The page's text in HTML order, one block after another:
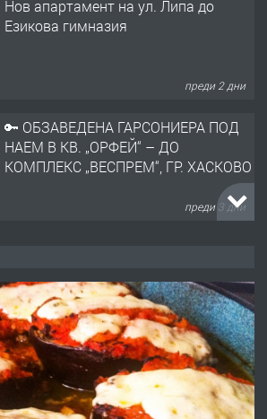
Нов апартамент на ул. Липа до
Езикова гимназия
преди 2 дни
🔑 ОБЗАВЕДЕНА ГАРСОНИЕРА ПОД
НАЕМ В КВ. „ОРФЕЙ“ – ДО
КОМПЛЕКС „ВЕСПРЕМ“, ГР. ХАСКОВО
преди 3 дни
АПАРТАМЕНТ В ЦЕНТЪРА НА ГР.
ХАСКОВО
преди 4 дни
Давам гараж под наем